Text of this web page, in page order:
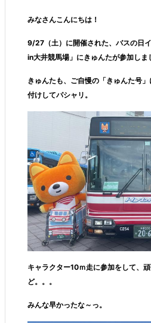
みなさんこんにちは！
9/27（土）に開催された、 バスの日
in大井競馬場」 にきゅんたが参加しま
きゅんたも、ご自慢の「きゅんた号
付けしてパシャリ。
キャラクター10ｍ走に参加をして、
ど。。。
みんな早かったな～っ。